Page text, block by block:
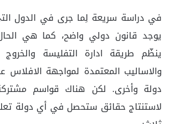
في دراسة سريعة لِما جرى في الدول
يوجد قانون دولي واضح، كما هي
ينظّم طريقة ادارة التفليسة
والاساليب المعتمدة لمواجهة الافلاس
دولة وأخرى. لكن هناك قواسم
لاستنتاج حقائق ستحصل في أي دولة